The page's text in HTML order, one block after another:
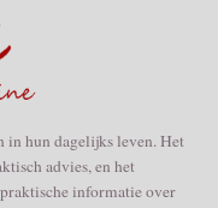
in hun dagelijks leven. Het
advies, en het
informatie over